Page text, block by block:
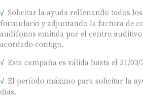
Solicitar la ayuda rellenando todos los
formulario y adjuntando la factura de
audífonos emitida por el centro
acordado contigo.
Esta campaña es válida hasta el 31/03/
El período máximo para solicitar la
días.